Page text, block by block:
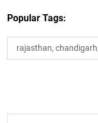
Popular Tags:
rajasthan,